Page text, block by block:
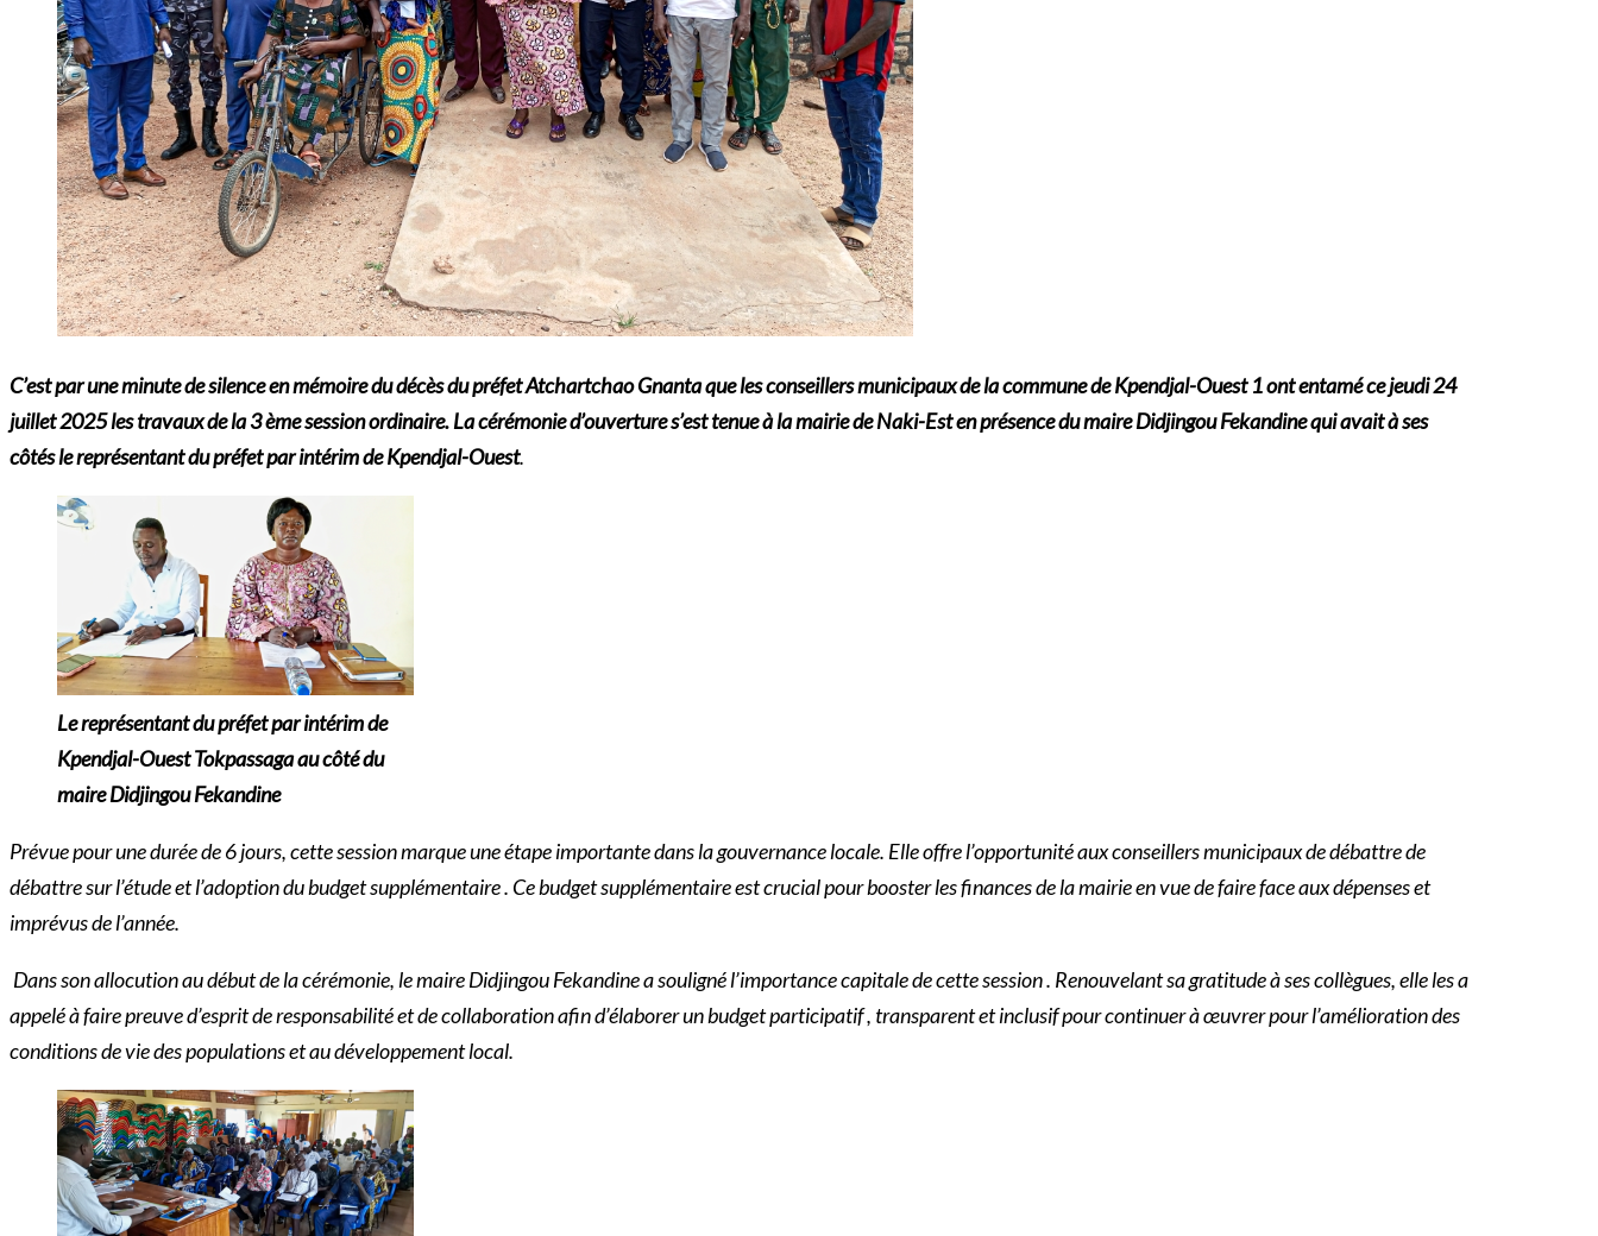
C’est par une minute de silence en mémoire du décès du préfet Atchartchao Gnanta que les conseillers municipaux de la commune de Kpendjal-Ouest 1 ont entamé ce jeudi 24
juillet 2025 les travaux de la 3 ème session ordinaire. La cérémonie d’ouverture s’est tenue à la mairie de Naki-Est en présence du maire Didjingou Fekandine qui avait à ses
côtés le représentant du préfet par intérim de Kpendjal-Ouest.
Le représentant du préfet par intérim de
Kpendjal-Ouest Tokpassaga au côté du
maire Didjingou Fekandine
Prévue pour une durée de 6 jours, cette session marque une étape importante dans la gouvernance locale. Elle offre l’opportunité aux conseillers municipaux de débattre de
débattre sur l’étude et l’adoption du budget supplémentaire . Ce budget supplémentaire est crucial pour booster les finances de la mairie en vue de faire face aux dépenses et
imprévus de l’année.
Dans son allocution au début de la cérémonie, le maire Didjingou Fekandine a souligné l’importance capitale de cette session . Renouvelant sa gratitude à ses collègues, elle les a
appelé à faire preuve d’esprit de responsabilité et de collaboration afin d’élaborer un budget participatif , transparent et inclusif pour continuer à œuvrer pour l’amélioration des
conditions de vie des populations et au développement local.